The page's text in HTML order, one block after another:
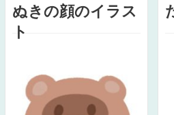
ぬきの顔のイラス
ト